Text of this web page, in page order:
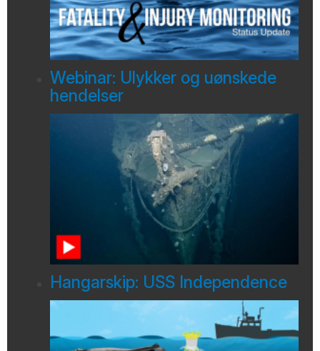
Webinar: Ulykker og uønskede
hendelser
Hangarskip: USS Independence